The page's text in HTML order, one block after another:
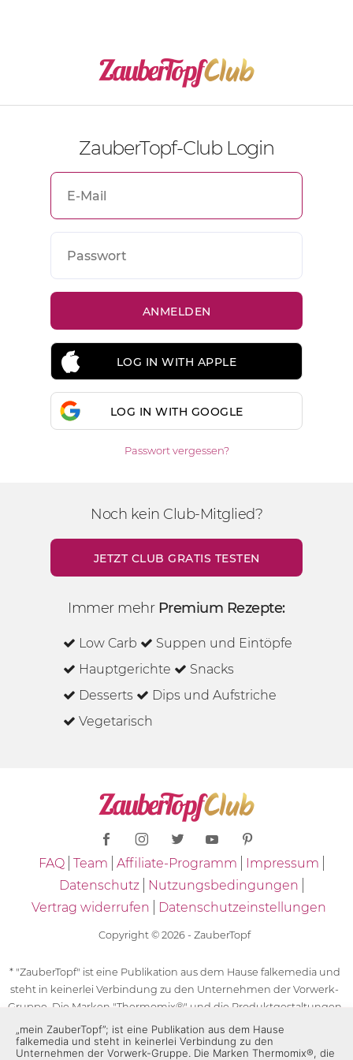
ZauberTopf-Club Login
LOG IN WITH APPLE
LOG IN WITH GOOGLE
Passwort vergessen?
Noch kein Club-Mitglied?
JETZT CLUB GRATIS TESTEN
Immer mehr Premium Rezepte:
Low Carb
Suppen und Eintöpfe
Hauptgerichte
Snacks
Desserts
Dips und Aufstriche
Vegetarisch
FAQ Team Affiliate-Programm
Impressum
Datenschutz
Nutzungsbedingungen
Vertrag widerrufen
Datenschutzeinstellungen
Copyright © 2026 - ZauberTopf
* "ZauberTopf" ist eine Publikation aus dem Hause falkemedia und
steht in keinerlei Verbindung zu den Unternehmen der Vorwerk-
Gruppe. Die Marken "Thermomix®" und die Produktgestaltungen
des "Thermomix®" sind eingetragene Marken der Unternehmen
der Vorwerk-Gruppe. Die Marken Thermomix®, die Zeichen TM5®,
„mein ZauberTopf”; ist eine Publikation aus dem Hause
falkemedia und steht in keinerlei Verbindung zu den
Unternehmen der Vorwerk-Gruppe. Die Marken Thermomix®, die